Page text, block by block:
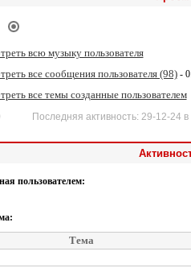
всю музыку пользователя
все сообщения пользователя (98)-
все темы созданные пользователем
Последняя активность: 29-12-24 в
пользователем:
Тема